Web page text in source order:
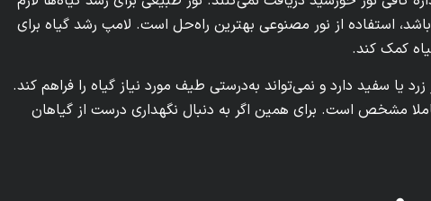
استفاده از نور مصنوعی بهترین راه‌حل است. لامپ رشد گیاه برای
کمک کند.
یا سفید دارد و نمی‌تواند به‌درستی طیف مورد نیاز گیاه را فراهم کند.
مشخص است. برای همین اگر به دنبال نگهداری درست از گیاهان